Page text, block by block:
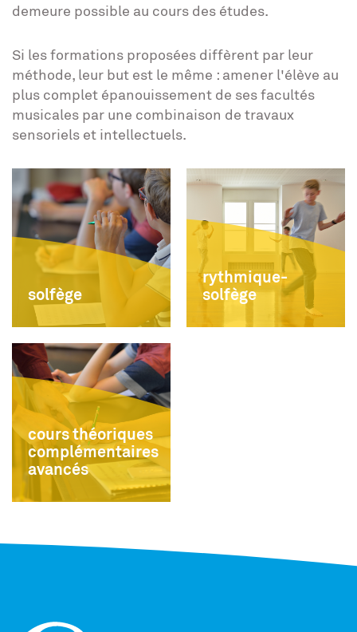
demeure possible au cours des études.
Si les formations proposées diffèrent par leur
méthode, leur but est le même : amener l'élève au
plus complet épanouissement de ses facultés
musicales par une combinaison de travaux
sensoriels et intellectuels.
solfège
rythmique-
solfège
cours théoriques
complémentaires
avancés